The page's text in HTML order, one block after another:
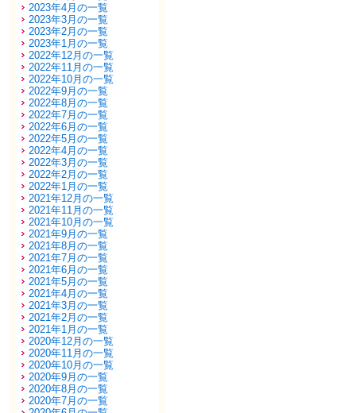
2023年4月の一覧
2023年3月の一覧
2023年2月の一覧
2023年1月の一覧
2022年12月の一覧
2022年11月の一覧
2022年10月の一覧
2022年9月の一覧
2022年8月の一覧
2022年7月の一覧
2022年6月の一覧
2022年5月の一覧
2022年4月の一覧
2022年3月の一覧
2022年2月の一覧
2022年1月の一覧
2021年12月の一覧
2021年11月の一覧
2021年10月の一覧
2021年9月の一覧
2021年8月の一覧
2021年7月の一覧
2021年6月の一覧
2021年5月の一覧
2021年4月の一覧
2021年3月の一覧
2021年2月の一覧
2021年1月の一覧
2020年12月の一覧
2020年11月の一覧
2020年10月の一覧
2020年9月の一覧
2020年8月の一覧
2020年7月の一覧